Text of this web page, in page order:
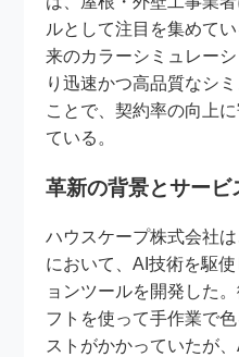
ルとして注目を集めて
来のカラーシミュレー
り迅速かつ高品質なシ
ことで、契約率の向上
ている。
革新の背景とサービ
ハウスケープ株式会社
において、AI技術を駆
ョンツールを開発した
フトを使って手作業で
ストがかかっていたが